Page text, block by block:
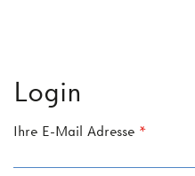
Login
Ihre E-Mail Adresse